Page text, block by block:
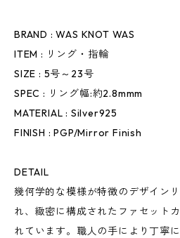
BRAND : WAS KNOT WAS
ITEM : リング・指輪
SIZE : 5号～23号
SPEC : リング幅:約2.8mmm
MATERIAL : Silver925
FINISH : PGP/Mirror Finish
DETAIL
幾何学的な模様が特徴のデザイン
れ、緻密に構成されたファセット
れています。職人の手により丁寧